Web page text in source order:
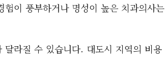
이 풍부하거나 명성이 높은 치과의사는
라질 수 있습니다. 대도시 지역의 비용